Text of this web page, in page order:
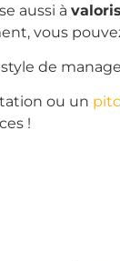
aussi à
vous
de
ou un
!